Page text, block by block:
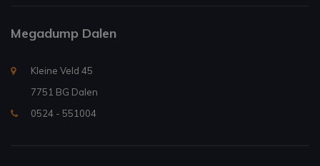
Megadump Dalen
Kleine Veld 45
7751 BG Dalen
0524 - 551004